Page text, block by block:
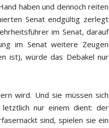
haben und dennoch reiten
Senat endgültig zerlegt
im Senat, darauf
im Senat weitere Zeugen
ist), würde das Debakel nur
wird. Und sie müssen sich
nur einem dient: der
sind, spielen sie ein